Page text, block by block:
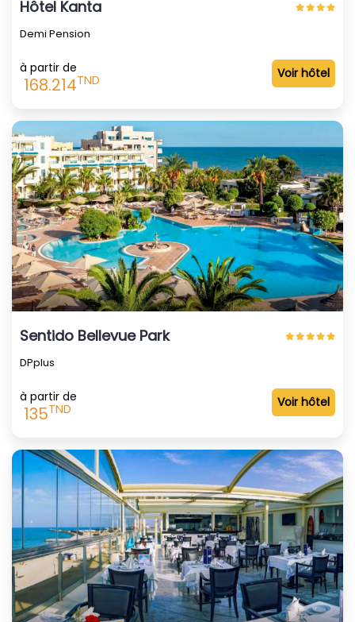
Hôtel Kanta
Demi Pension
à partir de
168.214TND Voir hôtel
Sentido Bellevue Park
DPplus
à partir de
135TND Voir hôtel